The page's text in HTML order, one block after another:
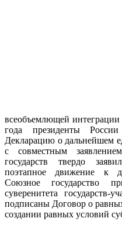
всеобъемлющей интеграции
года президенты
Декларацию о дальнейшем
с совместным
государств твердо
поэтапное движение к
Союзное государство
суверенитета государств-
подписаны Договор о
создании равных условий